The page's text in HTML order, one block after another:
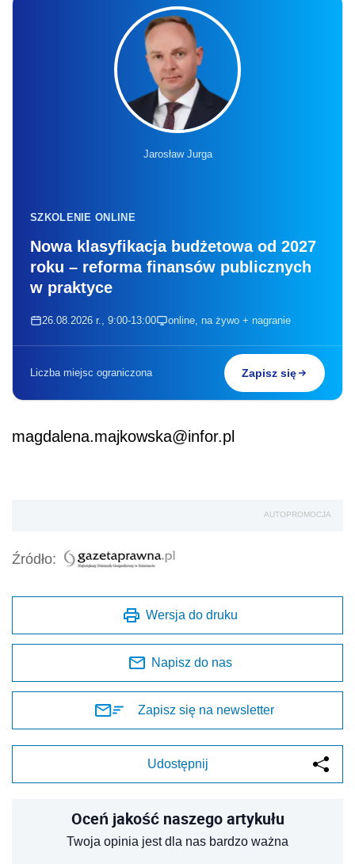
Jarosław Jurga
SZKOLENIE ONLINE
Nowa klasyfikacja budżetowa od 2027
roku – reforma finansów publicznych
w praktyce
26.08.2026 r., 9:00-13:00 online, na żywo + nagranie
Liczba miejsc ograniczona Zapisz się
magdalena.majkowska@infor.pl
AUTOPROMOCJA
Źródło:
Wersja do druku
Napisz do nas
Zapisz się na newsletter
Udostępnij
Oceń jakość naszego artykułu
Twoja opinia jest dla nas bardzo ważna